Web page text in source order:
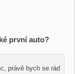
první auto?
právě bych se rád